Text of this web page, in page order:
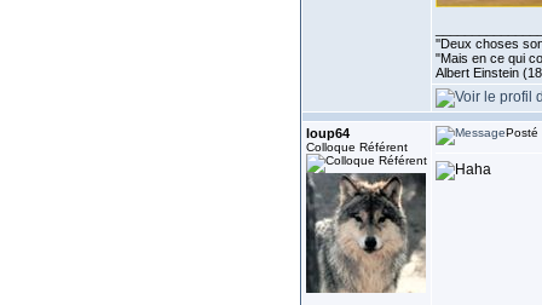
''Deux choses
"Mais en ce qui
Albert Einstein
loup64
Colloque Référent
Posté